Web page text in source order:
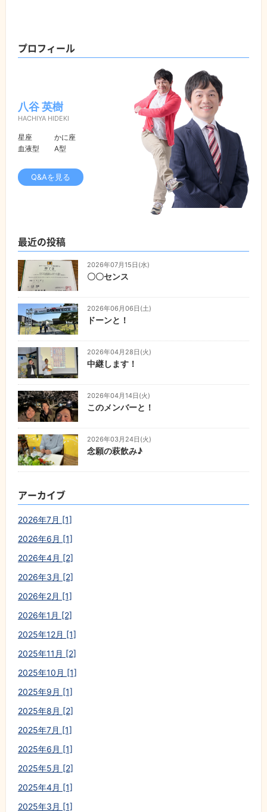
プロフィール
八谷 英樹
HACHIYA HIDEKI
星座
かに座
血液型
A型
Q&Aを見る
最近の投稿
2026年07月15日(水)
〇〇センス
2026年06月06日(土)
ドーンと！
2026年04月28日(火)
中継します！
2026年04月14日(火)
このメンバーと！
2026年03月24日(火)
念願の萩飲み♪
アーカイブ
2026年7月 [1]
2026年6月 [1]
2026年4月 [2]
2026年3月 [2]
2026年2月 [1]
2026年1月 [2]
2025年12月 [1]
2025年11月 [2]
2025年10月 [1]
2025年9月 [1]
2025年8月 [2]
2025年7月 [1]
2025年6月 [1]
2025年5月 [2]
2025年4月 [1]
2025年3月 [1]